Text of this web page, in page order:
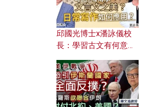
邱國光博士x潘詠儀校
長：學習古文有何意
文之美？ 日常寫作如何
應用？